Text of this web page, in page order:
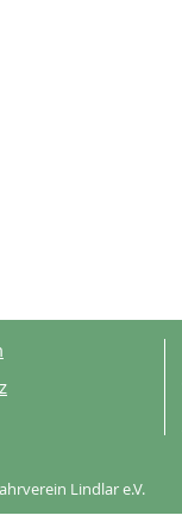
Lindlar e.V.